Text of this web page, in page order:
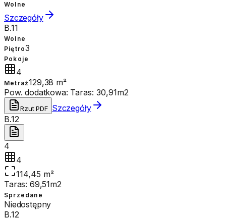
Wolne
Szczegóły
B.11
Wolne
Piętro3
Pokoje
4
Metraż129,38 m²
Pow. dodatkowa: Taras: 30,91m2
Rzut PDF Szczegóły
B.12
4
4
114,45 m²
Taras: 69,51m2
Sprzedane
Niedostępny
B.12